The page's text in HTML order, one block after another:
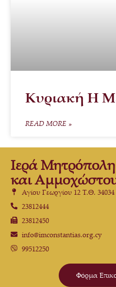
Κυριακή Η
READ MORE »
Ιερά
και
Αγίου Γεωργίου 12 Τ.Θ.
23812444
23812450
info@imconstantias.org.cy
99512250
Φόρμα